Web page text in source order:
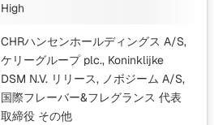
High
CHRハンセンホールディングス A/S,
ケリーグループ plc., Koninklijke
DSM N.V. リリース, ノボジーム A/S,
国際フレーバー&フレグランス 代表
取締役 その他